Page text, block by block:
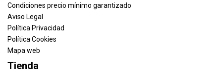
Condiciones precio mínimo garantizado
Aviso Legal
Política Privacidad
Política Cookies
Mapa web
Tienda